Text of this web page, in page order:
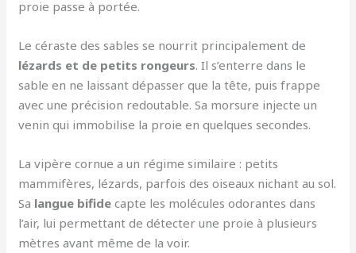
proie passe à portée.
Le céraste des sables se nourrit principalement de
lézards et de petits rongeurs. Il s’enterre dans le
sable en ne laissant dépasser que la tête, puis frappe
avec une précision redoutable. Sa morsure injecte un
venin qui immobilise la proie en quelques secondes.
La vipère cornue a un régime similaire : petits
mammifères, lézards, parfois des oiseaux nichant au sol.
Sa langue bifide capte les molécules odorantes dans
l’air, lui permettant de détecter une proie à plusieurs
mètres avant même de la voir.